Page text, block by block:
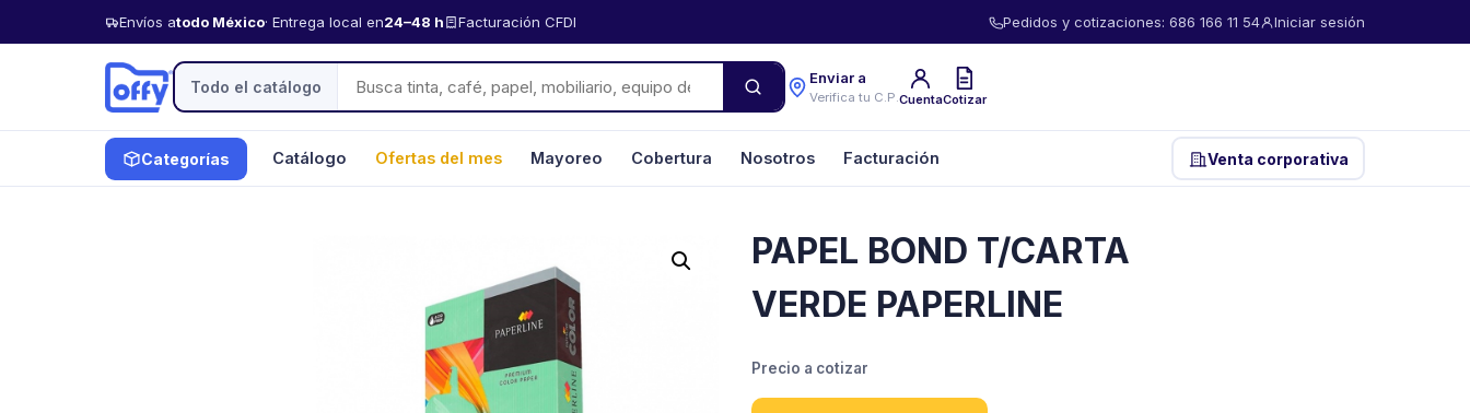
Envíos atodo México· Entrega local en24–48 h Facturación CFDI Pedidos y cotizaciones: 686 166 11 54 Iniciar sesión
Todo el catálogo Enviar a
Verifica tu C.P.CuentaCotizar
Categorías Catálogo Ofertas del mes Mayoreo Cobertura Nosotros Facturación Venta corporativa
PAPEL BOND T/CARTA
VERDE PAPERLINE
Precio a cotizar